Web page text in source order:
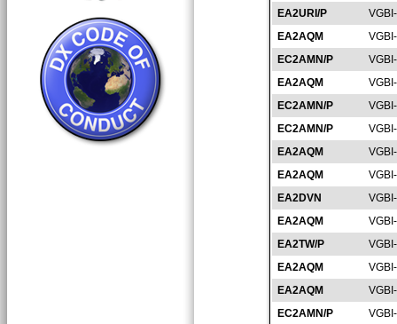
EA2URI/P
EA2AQM
EC2AMN/P
EA2AQM
EC2AMN/P
EC2AMN/P
EA2AQM
EA2AQM
EA2DVN
EA2AQM
EA2TW/P
EA2AQM
EA2AQM
EC2AMN/P